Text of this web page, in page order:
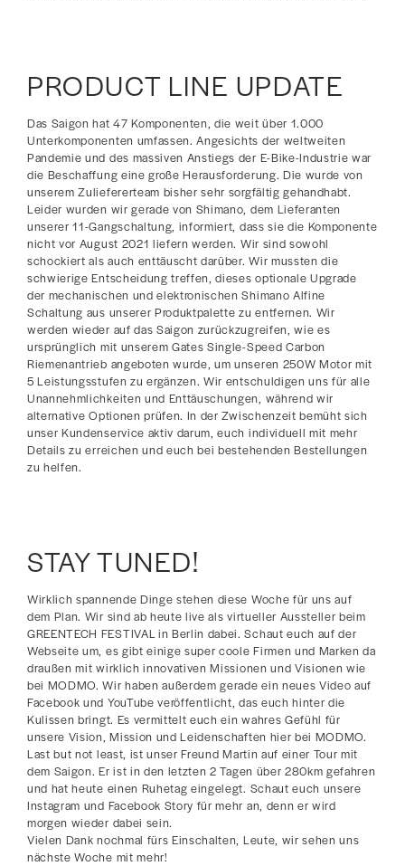
PRODUCT LINE UPDATE
Das Saigon hat 47 Komponenten, die weit über 1.000
Unterkomponenten umfassen. Angesichts der weltweiten
Pandemie und des massiven Anstiegs der E-Bike-Industrie war
die Beschaffung eine große Herausforderung. Die wurde von
unserem Zuliefererteam bisher sehr sorgfältig gehandhabt.
Leider wurden wir gerade von Shimano, dem Lieferanten
unserer 11-Gangschaltung, informiert, dass sie die Komponente
nicht vor August 2021 liefern werden. Wir sind sowohl
schockiert als auch enttäuscht darüber. Wir mussten die
schwierige Entscheidung treffen, dieses optionale Upgrade
der mechanischen und elektronischen Shimano Alfine
Schaltung aus unserer Produktpalette zu entfernen. Wir
werden wieder auf das Saigon zurückzugreifen, wie es
ursprünglich mit unserem Gates Single-Speed Carbon
Riemenantrieb angeboten wurde, um unseren 250W Motor mit
5 Leistungsstufen zu ergänzen. Wir entschuldigen uns für alle
Unannehmlichkeiten und Enttäuschungen, während wir
alternative Optionen prüfen. In der Zwischenzeit bemüht sich
unser Kundenservice aktiv darum, euch individuell mit mehr
Details zu erreichen und euch bei bestehenden Bestellungen
zu helfen.
STAY TUNED!
Wirklich spannende Dinge stehen diese Woche für uns auf
dem Plan. Wir sind ab heute live als virtueller Aussteller beim
GREENTECH FESTIVAL in Berlin dabei. Schaut euch auf der
Webseite um, es gibt einige super coole Firmen und Marken da
draußen mit wirklich innovativen Missionen und Visionen wie
bei MODMO. Wir haben außerdem gerade ein neues Video auf
Facebook und YouTube veröffentlicht, das euch hinter die
Kulissen bringt. Es vermittelt euch ein wahres Gefühl für
unsere Vision, Mission und Leidenschaften hier bei MODMO.
Last but not least, ist unser Freund Martin auf einer Tour mit
dem Saigon. Er ist in den letzten 2 Tagen über 280km gefahren
und hat heute einen Ruhetag eingelegt. Schaut euch unsere
Instagram und Facebook Story für mehr an, denn er wird
morgen wieder dabei sein.
Vielen Dank nochmal fürs Einschalten, Leute, wir sehen uns
nächste Woche mit mehr!